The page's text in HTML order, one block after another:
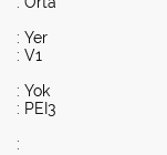
: Yer
: V1
: Yok
: PEI3
: